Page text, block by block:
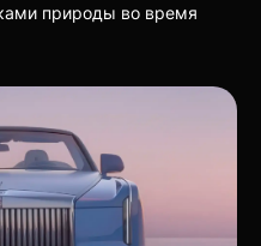
природы во время